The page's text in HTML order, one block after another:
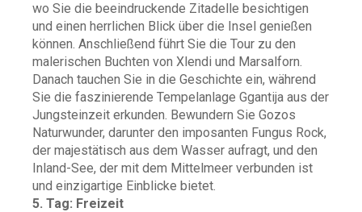
wo Sie die beeindruckende Zitadelle besichtigen
und einen herrlichen Blick über die Insel genießen
können. Anschließend führt Sie die Tour zu den
malerischen Buchten von Xlendi und Marsalforn.
Danach tauchen Sie in die Geschichte ein, während
Sie die faszinierende Tempelanlage Ggantija aus der
Jungsteinzeit erkunden. Bewundern Sie Gozos
Naturwunder, darunter den imposanten Fungus Rock,
der majestätisch aus dem Wasser aufragt, und den
Inland-See, der mit dem Mittelmeer verbunden ist
und einzigartige Einblicke bietet.
5. Tag: Freizeit